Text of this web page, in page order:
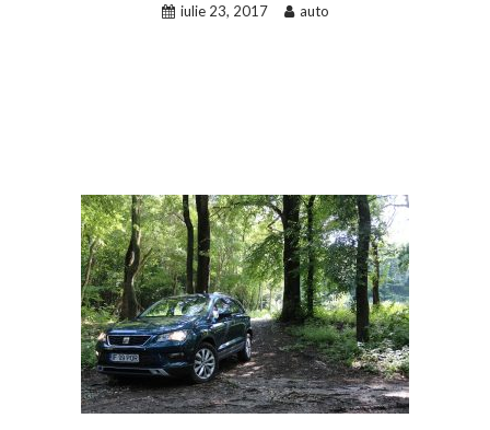
iulie 23, 2017 auto